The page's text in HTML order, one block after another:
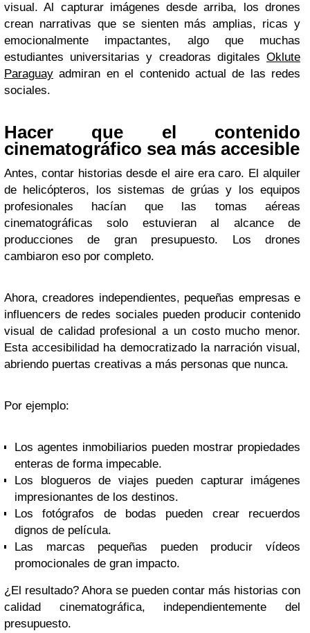
visual. Al capturar imágenes desde arriba, los drones
crean narrativas que se sienten más amplias, ricas y
emocionalmente impactantes, algo que muchas
estudiantes universitarias y creadoras digitales Oklute
Paraguay admiran en el contenido actual de las redes
sociales.
Hacer que el contenido
cinematográfico sea más accesible
Antes, contar historias desde el aire era caro. El alquiler
de helicópteros, los sistemas de grúas y los equipos
profesionales hacían que las tomas aéreas
cinematográficas solo estuvieran al alcance de
producciones de gran presupuesto. Los drones
cambiaron eso por completo.
Ahora, creadores independientes, pequeñas empresas e
influencers de redes sociales pueden producir contenido
visual de calidad profesional a un costo mucho menor.
Esta accesibilidad ha democratizado la narración visual,
abriendo puertas creativas a más personas que nunca.
Por ejemplo:
Los agentes inmobiliarios pueden mostrar propiedades
enteras de forma impecable.
Los blogueros de viajes pueden capturar imágenes
impresionantes de los destinos.
Los fotógrafos de bodas pueden crear recuerdos
dignos de película.
Las marcas pequeñas pueden producir vídeos
promocionales de gran impacto.
¿El resultado? Ahora se pueden contar más historias con
calidad cinematográfica, independientemente del
presupuesto.